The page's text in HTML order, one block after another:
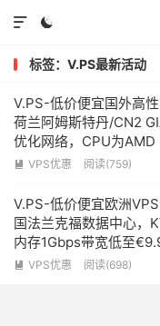


标签：V.PS最新活动
V.PS-低价便宜国外高性
荷兰阿姆斯特丹/CN2
优化网络，CPU为AMD
KVM虚拟化1核心1G内
 VPS优惠 阅读(759)
V.PS-低价便宜欧洲
国法兰克福数据中心，
内存1Gbps带宽低至
 VPS优惠 阅读(698)